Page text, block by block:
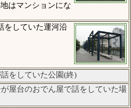
はマンションにな
をしていた運河沿
をしていた公園(終)
屋台のおでん屋で話をしていた場